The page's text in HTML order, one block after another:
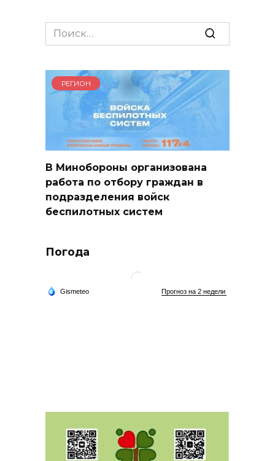
Search
for:
РЕГИОН
В Минобороны организована
работа по отбору граждан в
подразделения войск
беспилотных систем
Погода